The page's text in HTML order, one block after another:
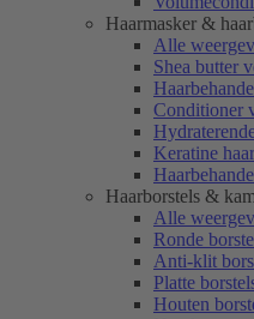
Haarmasker &
Alle
Shea butter
Conditioner
Keratine
Haarborstels &
Alle
Ronde
Anti-klit
Platte
Houten